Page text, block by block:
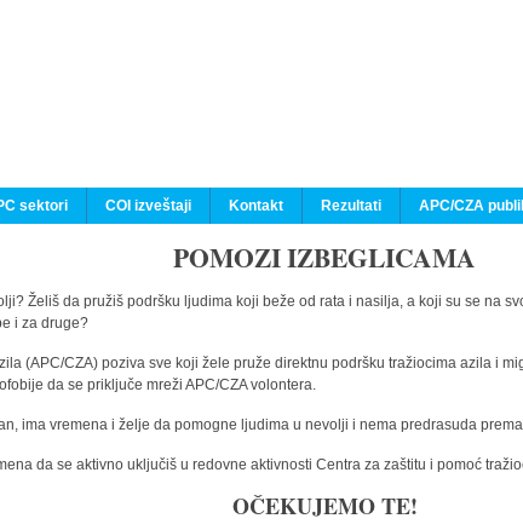
sektori COI izveštaji Kontakt Rezultati APC/CZA
POMOZI IZBEGLICAMA
Želiš da pružiš podršku ljudima koji beže od rata i nasilja, a koji su se na
i za druge?
(APC/CZA) poziva sve koji žele pruže direktnu podršku tražiocima azila i
da se priključe mreži APC/CZA volontera.
ima vremena i želje da pomogne ljudima u nevolji i nema predrasuda
da se aktivno uključiš u redovne aktivnosti Centra za zaštitu i pomoć
OČEKUJEMO TE!